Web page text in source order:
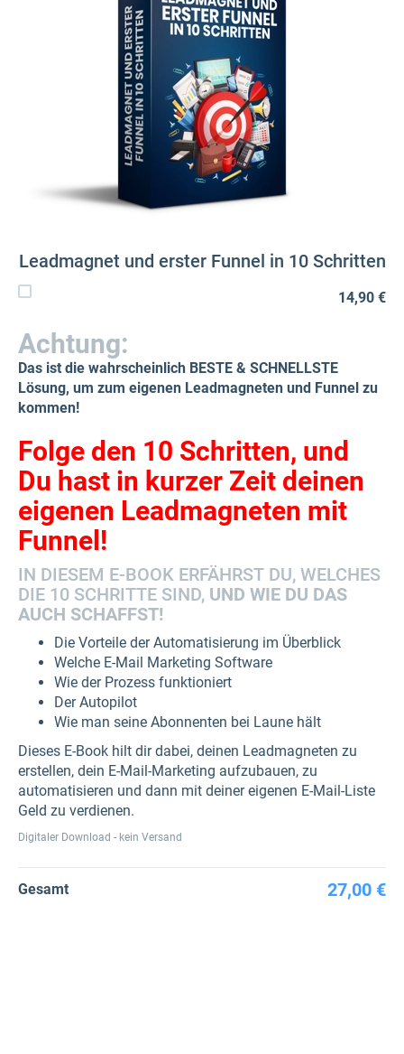
Leadmagnet und erster Funnel in 10 Schritten
14,90 €
Achtung:
Das ist die wahrscheinlich BESTE & SCHNELLSTE
Lösung, um zum eigenen Leadmagneten und Funnel zu
kommen!
Folge den 10 Schritten, und
Du hast in kurzer Zeit deinen
eigenen Leadmagneten mit
Funnel!
IN DIESEM E-BOOK ERFÄHRST DU, WELCHES
DIE 10 SCHRITTE SIND, UND WIE DU DAS
AUCH SCHAFFST!
Die Vorteile der Automatisierung im Überblick
Welche E-Mail Marketing Software
Wie der Prozess funktioniert
Der Autopilot
Wie man seine Abonnenten bei Laune hält
Dieses E-Book hilt dir dabei, deinen Leadmagneten zu
erstellen, dein E-Mail-Marketing aufzubauen, zu
automatisieren und dann mit deiner eigenen E-Mail-Liste
Geld zu verdienen.
Digitaler Download - kein Versand
Gesamt 27,00 €